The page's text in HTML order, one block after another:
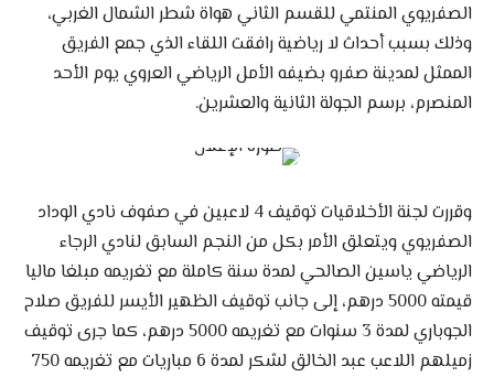
الصفريوي المنتمي للقسم الثاني هواة شطر الشمال الغربي،
وذلك بسبب أحداث لا رياضية رافقت اللقاء الذي جمع الفريق
الممثل لمدينة صفرو بضيفه الأمل الرياضي العروي يوم الأحد
المنصرم، برسم الجولة الثانية والعشرين.
وقررت لجنة الأخلاقيات توقيف 4 لاعبين في صفوف نادي الوداد
الصفريوي ويتعلق الأمر بكل من النجم السابق لنادي الرجاء
الرياضي ياسين الصالحي لمدة سنة كاملة مع تغريمه مبلغا ماليا
قيمته 5000 درهم، إلى جانب توقيف الظهير الأيسر للفريق صلاح
الجوباري لمدة 3 سنوات مع تغريمه 5000 درهم، كما جرى توقيف
زميلهم اللاعب عبد الخالق لشكر لمدة 6 مباريات مع تغريمه 750